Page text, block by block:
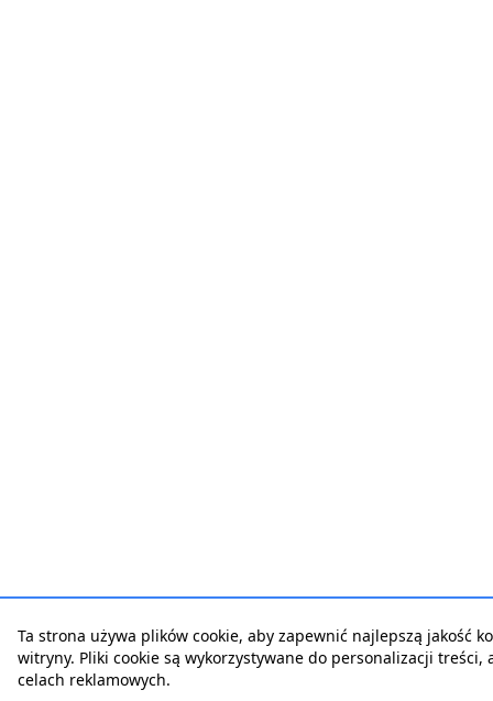
Ta strona używa plików cookie, aby zapewnić najlepszą jakość
witryny. Pliki cookie są wykorzystywane do personalizacji treści,
celach reklamowych.